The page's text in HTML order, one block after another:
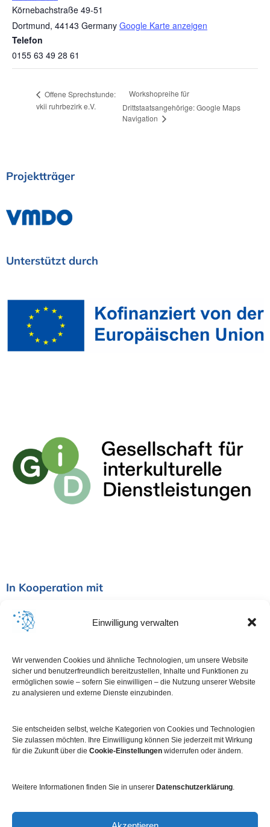
Einwilligung verwalten
Wir verwenden Cookies und ähnliche Technologien, um unsere Website
sicher und benutzerfreundlich bereitzustellen, Inhalte und Funktionen zu
ermöglichen sowie – sofern Sie einwilligen – die Nutzung unserer Website
zu analysieren und externe Dienste einzubinden.
Sie entscheiden selbst, welche Kategorien von Cookies und Technologien
Sie zulassen möchten. Ihre Einwilligung können Sie jederzeit mit Wirkung
für die Zukunft über die Cookie-Einstellungen widerrufen oder ändern.
Weitere Informationen finden Sie in unserer Datenschutzerklärung.
Körnebachstraße 49-51
Dortmund, 44143 Germany Google Karte anzeigen
Telefon
0155 63 49 28 61
Offene Sprechstunde:
vkii ruhrbezirk e.V.
Workshopreihe für
Drittstaatsangehörige: Google Maps
Navigation
Projektträger
Unterstützt durch
In Kooperation mit